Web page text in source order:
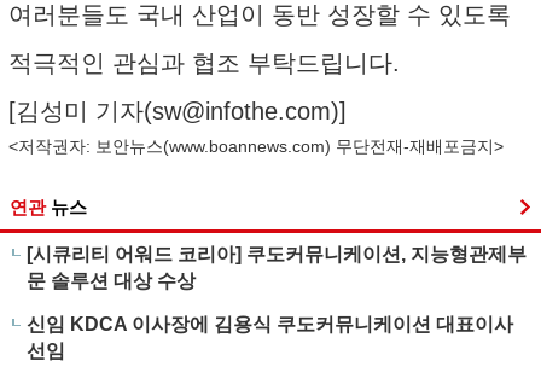
여러분들도 국내 산업이 동반 성장할 수 있도록
적극적인 관심과 협조 부탁드립니다.
[김성미 기자(sw@infothe.com)]
<저작권자: 보안뉴스(www.boannews.com) 무단전재-재배포금지>
연관 뉴스
[시큐리티 어워드 코리아] 쿠도커뮤니케이션, 지능형관제부
문 솔루션 대상 수상
신임 KDCA 이사장에 김용식 쿠도커뮤니케이션 대표이사
선임